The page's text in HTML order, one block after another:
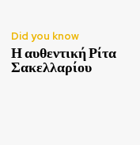
Did you know
Η αυθεντική Ρίτα
Σακελλαρίου